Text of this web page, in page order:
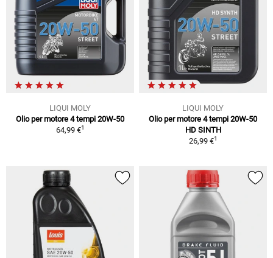
LIQUI MOLY
Olio per motore 4 tempi 20W-50
64,99 €1
LIQUI MOLY
Olio per motore 4 tempi 20W-50
HD SINTH
26,99 €1